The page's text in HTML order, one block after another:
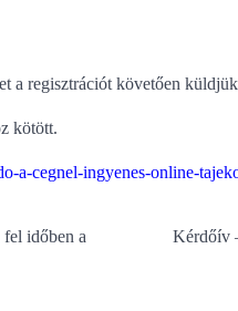
a regisztrációt követően
kötött.
a-cegnel-ingyenes-online-
időben a
Kérdőív